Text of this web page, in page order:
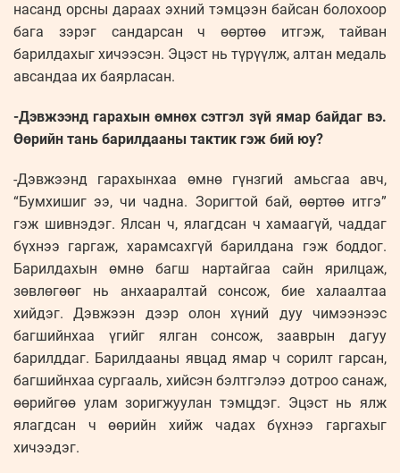
насанд орсны дараах эхний тэмцээн байсан болохоор
бага зэрэг сандарсан ч өөртөө итгэж, тайван
барилдахыг хичээсэн. Эцэст нь түрүүлж, алтан медаль
авсандаа их баярласан.
-Дэвжээнд гарахын өмнөх сэтгэл зүй ямар байдаг вэ.
Өөрийн тань барилдааны тактик гэж бий юу?
-Дэвжээнд гарахынхаа өмнө гүнзгий амьсгаа авч,
“Бумхишиг ээ, чи чадна. Зоригтой бай, өөртөө итгэ”
гэж шивнэдэг. Ялсан ч, ялагдсан ч хамаагүй, чаддаг
бүхнээ гаргаж, харамсахгүй барилдана гэж боддог.
Барилдахын өмнө багш нартайгаа сайн ярилцаж,
зөвлөгөөг нь анхааралтай сонсож, бие халаалтаа
хийдэг. Дэвжээн дээр олон хүний дуу чимээнээс
багшийнхаа үгийг ялган сонсож, зааврын дагуу
барилддаг. Барилдааны явцад ямар ч сорилт гарсан,
багшийнхаа сургааль, хийсэн бэлтгэлээ дотроо санаж,
өөрийгөө улам зоригжуулан тэмцдэг. Эцэст нь ялж
ялагдсан ч өөрийн хийж чадах бүхнээ гаргахыг
хичээдэг.